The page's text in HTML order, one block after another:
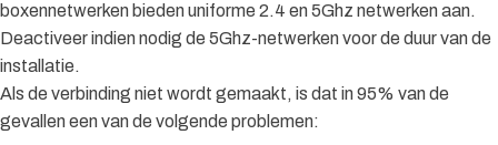
boxennetwerken bieden uniforme 2.4 en 5Ghz netwerken aan.
Deactiveer indien nodig de 5Ghz-netwerken voor de duur van de
installatie.
Als de verbinding niet wordt gemaakt, is dat in 95% van de
gevallen een van de volgende problemen: